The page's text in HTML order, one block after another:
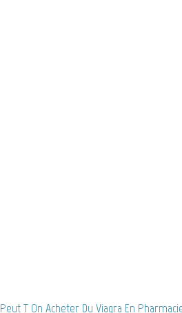
Peut T On Acheter Du Viagra En